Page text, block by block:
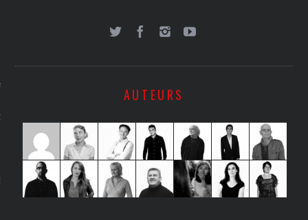
CARAVELLE
PODCAST
AUTEURS